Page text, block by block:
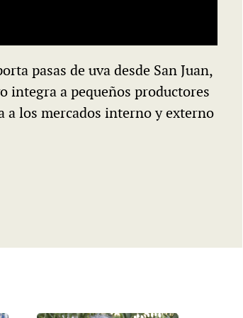
pasas de uva desde San Juan,
integra a pequeños productores
los mercados interno y externo